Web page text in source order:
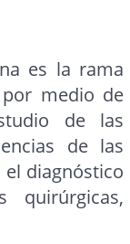
es la rama
medio de
de las
de las
diagnóstico
quirúrgicas,